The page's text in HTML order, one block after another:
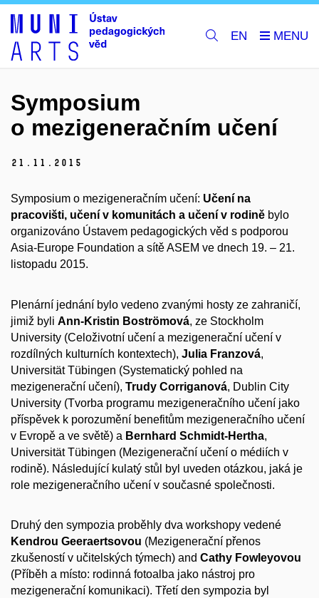
EN
Symposium
o mezigeneračním učení
21. 11. 2015
Symposium o mezigeneračním učení: Učení na
pracovišti, učení v komunitách a učení v rodině bylo
organizováno Ústavem pedagogických věd s podporou
Asia-Europe Foundation a sítě ASEM ve dnech 19. – 21.
listopadu 2015.
Plenární jednání bylo vedeno zvanými hosty ze zahraničí,
jimiž byli Ann-Kristin Boströmová, ze Stockholm
University (Celoživotní učení a mezigenerační učení v
rozdílných kulturních kontextech), Julia Franzová,
Universität Tübingen (Systematický pohled na
mezigenerační učení), Trudy Corriganová, Dublin City
University (Tvorba programu mezigeneračního učení jako
příspěvek k porozumění benefitům mezigeneračního učení
v Evropě a ve světě) a Bernhard Schmidt-Hertha,
Universität Tübingen (Mezigenerační učení o médiích v
rodině). Následující kulatý stůl byl uveden otázkou, jaká je
role mezigeneračního učení v současné společnosti.
Druhý den sympozia proběhly dva workshopy vedené
Kendrou Geeraertsovou (Mezigenerační přenos
zkušeností v učitelských týmech) and Cathy Fowleyovou
(Příběh a místo: rodinná fotoalba jako nástroj pro
mezigenerační komunikaci). Třetí den sympozia byl